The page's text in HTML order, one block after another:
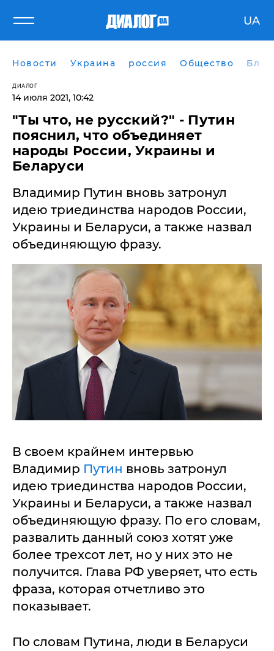
UA
Новости Украина россия Общество
ДИАЛОГ
14 июля 2021, 10:42
"Ты что, не русский?" - Путин
пояснил, что объединяет
народы России, Украины и
Беларуси
Владимир Путин вновь затронул
идею триединства народов России,
Украины и Беларуси, а также назвал
объединяющую фразу.
В своем крайнем интервью
Владимир Путин вновь затронул
идею триединства народов России,
Украины и Беларуси, а также назвал
объединяющую фразу. По его словам,
развалить данный союз хотят уже
более трехсот лет, но у них это не
получится. Глава РФ уверяет, что есть
фраза, которая отчетливо это
показывает.
По словам Путина, люди в Беларуси